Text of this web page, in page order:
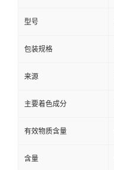
型号
包装规格
来源
主要着色成分
有效物质含量
含量